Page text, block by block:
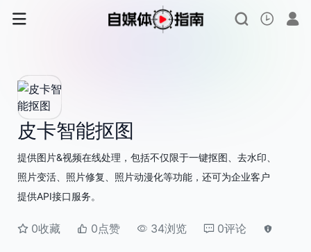
皮卡智能抠图
提供图片&视频在线处理，包括不仅限于一键抠图、去水印、
照片变活、照片修复、照片动漫化等功能，还可为企业客户
提供API接口服务。
0收藏 0点赞 34浏览 0评论